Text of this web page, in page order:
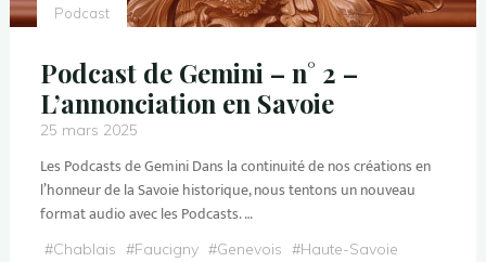
Podcast
Podcast de Gemini – n° 2 –
L’annonciation en Savoie
25 mars 2025
Les Podcasts de Gemini Dans la continuité de nos créations en
l’honneur de la Savoie historique, nous tentons un nouveau
format audio avec les Podcasts. …
#Chablais #Faucigny #Genevois #Haute-Savoie